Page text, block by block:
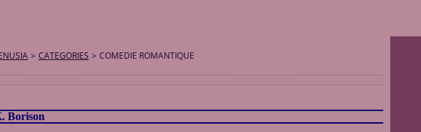
> CATEGORIES > COMEDIE ROMANTIQUE
Borison